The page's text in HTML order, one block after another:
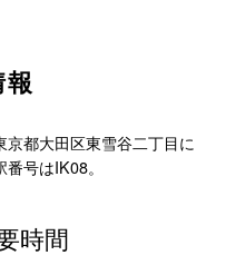
都大田区東雪谷二丁目に
号はIK08。
時間